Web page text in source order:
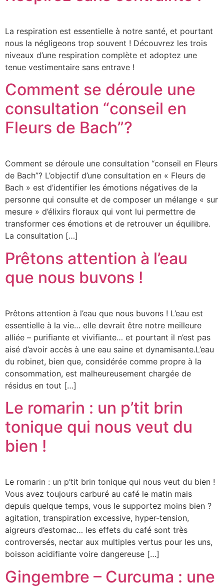
La respiration est essentielle à notre santé, et pourtant
nous la négligeons trop souvent ! Découvrez les trois
niveaux d’une respiration complète et adoptez une
tenue vestimentaire sans entrave !
Comment se déroule une
consultation “conseil en
Fleurs de Bach”?
Comment se déroule une consultation “conseil en Fleurs
de Bach”? L’objectif d’une consultation en « Fleurs de
Bach » est d’identifier les émotions négatives de la
personne qui consulte et de composer un mélange « sur
mesure » d’élixirs floraux qui vont lui permettre de
transformer ces émotions et de retrouver un équilibre.
La consultation […]
Prêtons attention à l’eau
que nous buvons !
Prêtons attention à l’eau que nous buvons ! L’eau est
essentielle à la vie… elle devrait être notre meilleure
alliée – purifiante et vivifiante… et pourtant il n’est pas
aisé d’avoir accès à une eau saine et dynamisante.L’eau
du robinet, bien que, considérée comme propre à la
consommation, est malheureusement chargée de
résidus en tout […]
Le romarin : un p’tit brin
tonique qui nous veut du
bien !
Le romarin : un p’tit brin tonique qui nous veut du bien !
Vous avez toujours carburé au café le matin mais
depuis quelque temps, vous le supportez moins bien ?
agitation, transpiration excessive, hyper-tension,
aigreurs d’estomac… les effets du café sont très
controversés, nectar aux multiples vertus pour les uns,
boisson acidifiante voire dangereuse […]
Gingembre – Curcuma : une